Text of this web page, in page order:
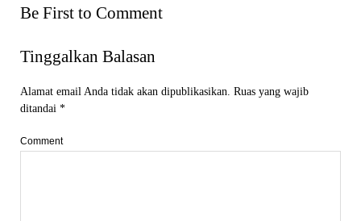
Be First to Comment
Tinggalkan Balasan
Alamat email Anda tidak akan dipublikasikan. Ruas yang wajib
ditandai *
Comment